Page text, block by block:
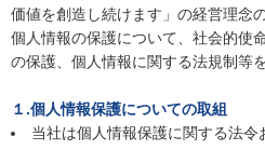
価値を創造し続けます」の経営理念
個人情報の保護について、社会的使
の保護、個人情報に関する法規制等
１.個人情報保護についての取組
当社は個人情報保護に関する法令